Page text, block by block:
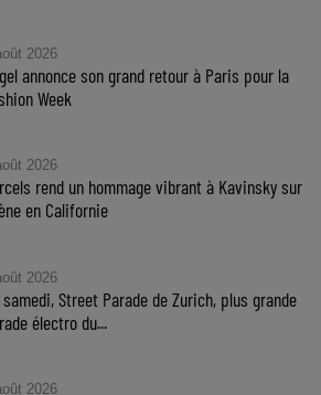
2026
annonce son grand retour à Paris pour la
Week
2026
rend un hommage vibrant à Kavinsky sur
en Californie
2026
samedi, Street Parade de Zurich, plus grande
électro du...
2026